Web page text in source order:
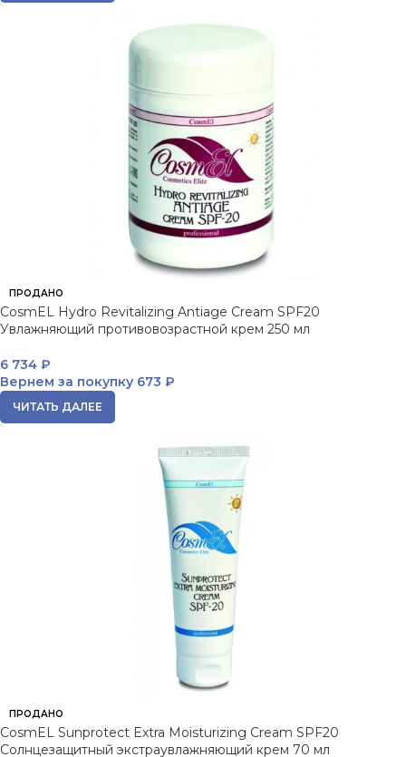
ПРОДАНО
CosmEL Hydro Revitalizing Antiage Cream SPF20
Увлажняющий противовозрастной крем 250 мл
6 734 ₽
Вернем за покупку 673 ₽
ЧИТАТЬ ДАЛЕЕ
ПРОДАНО
CosmEL Sunprotect Extra Moisturizing Cream SPF20
Солнцезащитный экстраувлажняющий крем 70 мл